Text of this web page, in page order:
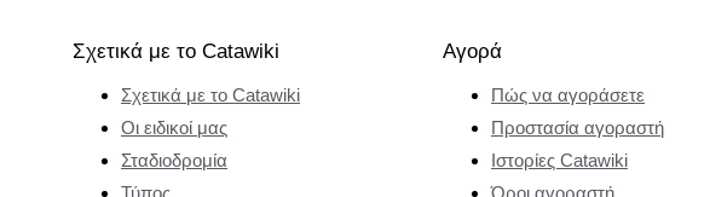
Σχετικά με το Catawiki
Σχετικά με το Catawiki
Οι ειδικοί μας
Σταδιοδρομία
Τύπος
Αγορά
Πώς να αγοράσετε
Προστασία αγοραστή
Ιστορίες Catawiki
Όροι αγοραστή